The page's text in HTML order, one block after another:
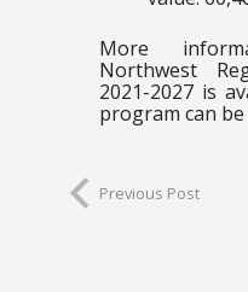
More
Northwest
2021-2027 is
program can
Previous Post